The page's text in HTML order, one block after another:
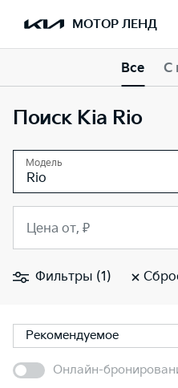
МОТОР ЛЕНД
Все С
Поиск Kia Rio
Модель
Rio
Цена от, ₽
Фильтры (1)
Рекомендуемое
Онлайн-